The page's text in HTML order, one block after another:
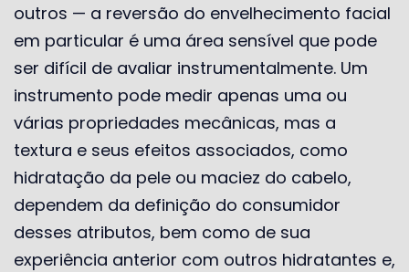
outros — a reversão do envelhecimento facial
em particular é uma área sensível que pode
ser difícil de avaliar instrumentalmente. Um
instrumento pode medir apenas uma ou
várias propriedades mecânicas, mas a
textura e seus efeitos associados, como
hidratação da pele ou maciez do cabelo,
dependem da definição do consumidor
desses atributos, bem como de sua
experiência anterior com outros hidratantes e,